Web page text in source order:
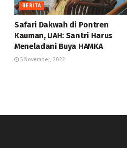
BERITA
Safari Dakwah di Pontren
Kauman, UAH: Santri Harus
Meneladani Buya HAMKA
5 November, 2022